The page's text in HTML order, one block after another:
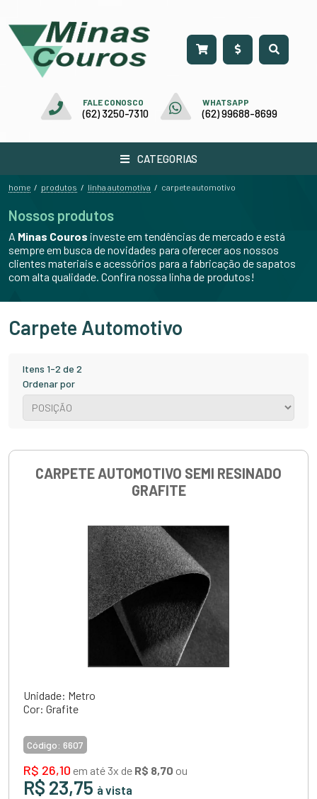
FALE CONOSCO
(62) 3250-7310
WHATSAPP
(62) 99688-8699
CATEGORIAS
home / produtos / linha automotiva / carpete automotivo
Nossos produtos
A Minas Couros investe em tendências de mercado e está
sempre em busca de novidades para oferecer aos nossos
clientes materiais e acessórios para a fabricação de sapatos
com alta qualidade. Confira nossa linha de produtos!
Carpete Automotivo
Itens 1-2 de 2
Ordenar por
CARPETE AUTOMOTIVO SEMI RESINADO
GRAFITE
Unidade: Metro
Cor: Grafite
Código: 6607
R$ 26,10 em até 3x de R$ 8,70 ou
R$ 23,75 à vista